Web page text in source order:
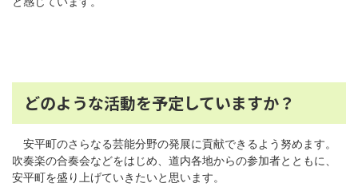
どのような活動を予定していますか？
安平町のさらなる芸能分野の発展に貢献できるよう努めます。
吹奏楽の合奏会などをはじめ、道内各地からの参加者とともに、
安平町を盛り上げていきたいと思います。